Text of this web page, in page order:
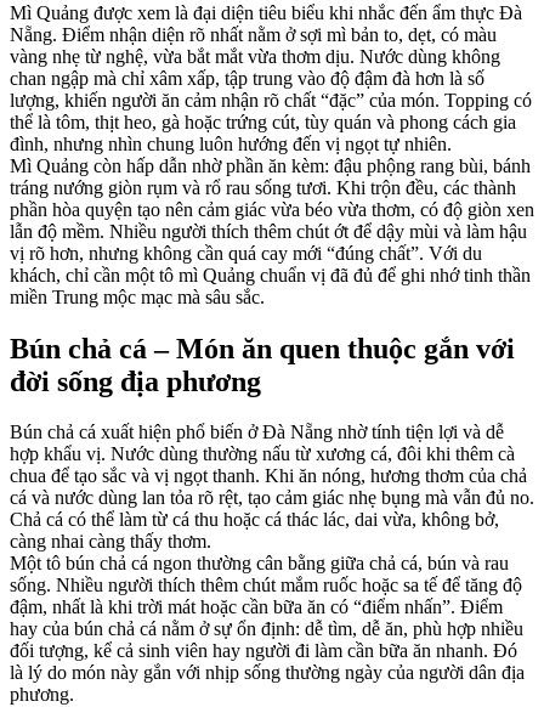
Mì Quảng được xem là đại diện tiêu biểu khi nhắc đến ẩm thực Đà
Nẵng. Điểm nhận diện rõ nhất nằm ở sợi mì bản to, dẹt, có màu
vàng nhẹ từ nghệ, vừa bắt mắt vừa thơm dịu. Nước dùng không
chan ngập mà chỉ xâm xấp, tập trung vào độ đậm đà hơn là số
lượng, khiến người ăn cảm nhận rõ chất “đặc” của món. Topping có
thể là tôm, thịt heo, gà hoặc trứng cút, tùy quán và phong cách gia
đình, nhưng nhìn chung luôn hướng đến vị ngọt tự nhiên.
Mì Quảng còn hấp dẫn nhờ phần ăn kèm: đậu phộng rang bùi, bánh
tráng nướng giòn rụm và rổ rau sống tươi. Khi trộn đều, các thành
phần hòa quyện tạo nên cảm giác vừa béo vừa thơm, có độ giòn xen
lẫn độ mềm. Nhiều người thích thêm chút ớt để dậy mùi và làm hậu
vị rõ hơn, nhưng không cần quá cay mới “đúng chất”. Với du
khách, chỉ cần một tô mì Quảng chuẩn vị đã đủ để ghi nhớ tinh thần
miền Trung mộc mạc mà sâu sắc.
Bún chả cá – Món ăn quen thuộc gắn với
đời sống địa phương
Bún chả cá xuất hiện phổ biến ở Đà Nẵng nhờ tính tiện lợi và dễ
hợp khẩu vị. Nước dùng thường nấu từ xương cá, đôi khi thêm cà
chua để tạo sắc và vị ngọt thanh. Khi ăn nóng, hương thơm của chả
cá và nước dùng lan tỏa rõ rệt, tạo cảm giác nhẹ bụng mà vẫn đủ no.
Chả cá có thể làm từ cá thu hoặc cá thác lác, dai vừa, không bở,
càng nhai càng thấy thơm.
Một tô bún chả cá ngon thường cân bằng giữa chả cá, bún và rau
sống. Nhiều người thích thêm chút mắm ruốc hoặc sa tế để tăng độ
đậm, nhất là khi trời mát hoặc cần bữa ăn có “điểm nhấn”. Điểm
hay của bún chả cá nằm ở sự ổn định: dễ tìm, dễ ăn, phù hợp nhiều
đối tượng, kể cả sinh viên hay người đi làm cần bữa ăn nhanh. Đó
là lý do món này gắn với nhịp sống thường ngày của người dân địa
phương.